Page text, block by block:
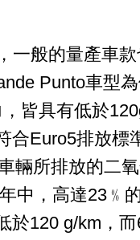
一般的量產車
Punto車型
皆具有低於
合Euro5排放標
輛所排放的二
中，高達23﹪
於120 g/km，